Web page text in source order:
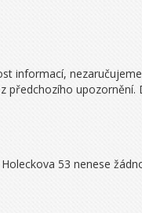
informací,
předchozího
53 nenese